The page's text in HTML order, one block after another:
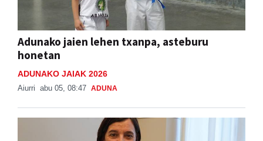
Adunako jaien lehen txanpa, asteburu
honetan
ADUNAKO JAIAK 2026
Aiurri abu 05, 08:47 ADUNA